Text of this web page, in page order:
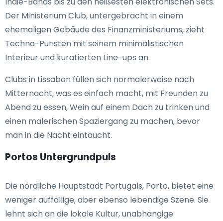
Der Ministerium Club, untergebracht in einem
ehemaligen Gebäude des Finanzministeriums, zieht
Techno-Puristen mit seinem minimalistischen
Interieur und kuratierten Line-ups an.
Clubs in Lissabon füllen sich normalerweise nach
Mitternacht, was es einfach macht, mit Freunden zu
Abend zu essen, Wein auf einem Dach zu trinken und
einen malerischen Spaziergang zu machen, bevor
man in die Nacht eintaucht.
Portos Untergrundpuls
Die nördliche Hauptstadt Portugals, Porto, bietet eine
weniger auffällige, aber ebenso lebendige Szene. Sie
lehnt sich an die lokale Kultur, unabhängige